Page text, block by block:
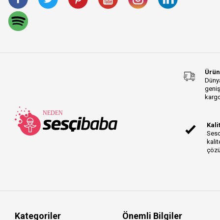
CLASSIC Series
ST Speaker Series
GO:KEYS Series
CPP Series
Akai MPK Mini Series
Kategoriler Önemli Bilgiler